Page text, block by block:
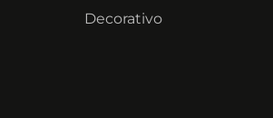
Decorativo